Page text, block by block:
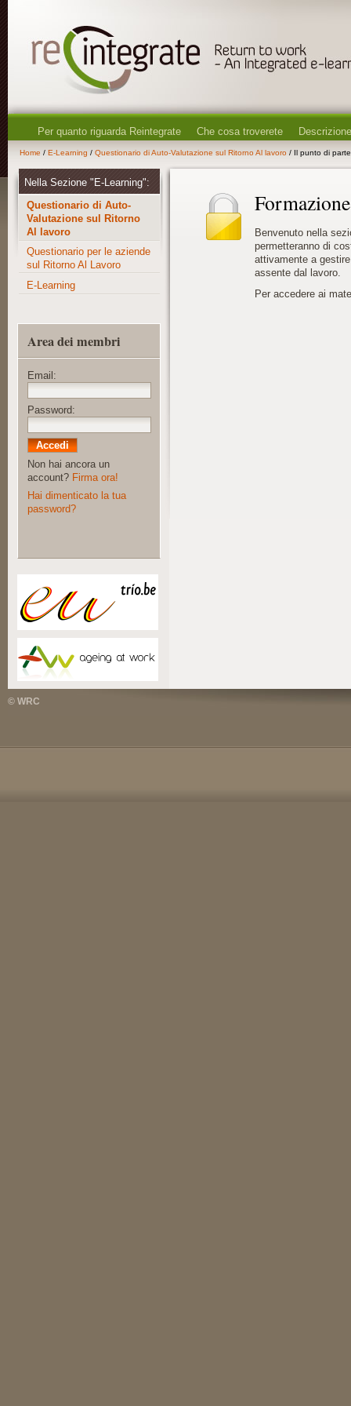
Per quanto riguarda Reintegrate Che cosa troverete
Home / E-Learning / Questionario di Auto-Valutazione sul Ritorno Al lavoro / Il punto di
Benvenuto nella
permetteranno di
attivamente a
assente dal lavoro.
Per accedere ai
Nella Sezione "E-Learning":
Questionario di Auto-
Valutazione sul Ritorno
Al lavoro
Questionario per le aziende
sul Ritorno Al Lavoro
E-Learning
Area dei membri
Email:
Password:
Non hai ancora un
account? Firma ora!
Hai dimenticato la tua
password?
© WRC